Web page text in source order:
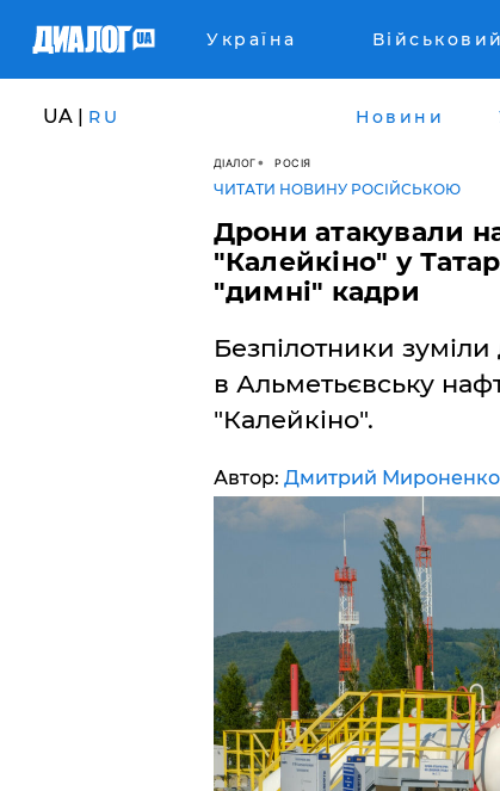
Україна
UA | RU Новини
ДІАЛОГ РОСІЯ
ЧИТАТИ НОВИНУ РОСІЙСЬКОЮ
Дрони атакували
"Калейкіно" у
"димні" кадри
Безпілотники зуміли
в Альметьєвську
"Калейкіно".
Автор: Дмитрий Мироненко